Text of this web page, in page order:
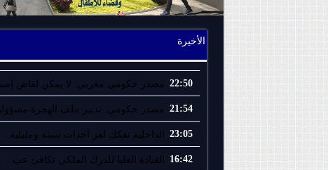
الأخيرة
22:50 مصدر حكومي مغربي: لا يمكن لقاض
21:54 مصدر حكومي: تدبير ملف الهجرة
23:05 الداخلية تفكك لغز أحداث سبتة ومليلية..
16:42 القيادة العليا للدرك الملكي تكافئ عب..